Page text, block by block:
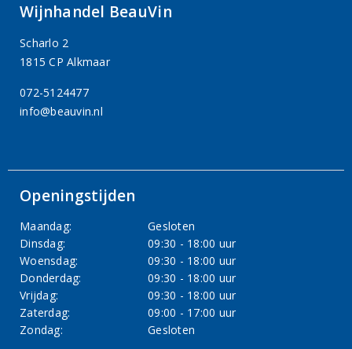
Wijnhandel BeauVin
Scharlo 2
1815 CP Alkmaar
072-5124477
info@beauvin.nl
Openingstijden
Maandag:
Gesloten
Dinsdag:
09:30 - 18:00 uur
Woensdag:
09:30 - 18:00 uur
Donderdag:
09:30 - 18:00 uur
Vrijdag:
09:30 - 18:00 uur
Zaterdag:
09:00 - 17:00 uur
Zondag:
Gesloten